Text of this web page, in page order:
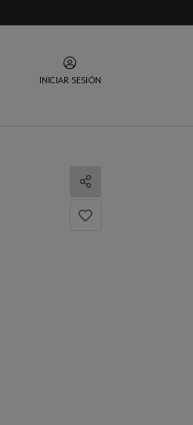
INICIAR SESIÓN
Compartir